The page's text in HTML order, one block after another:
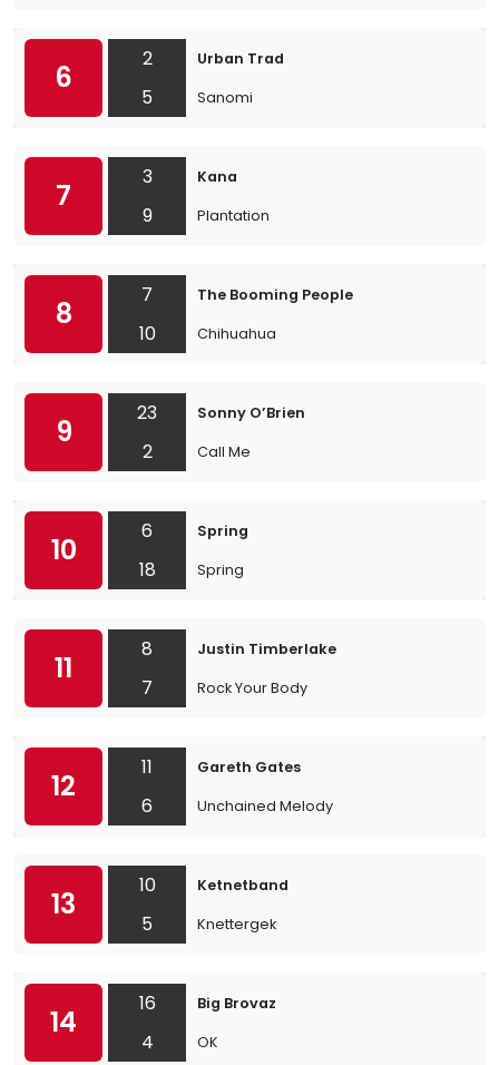
6
2
5
Urban Trad
Sanomi
7
3
9
Kana
Plantation
8
7
10
The Booming People
Chihuahua
9
23
2
Sonny O’Brien
Call Me
10
6
18
Spring
Spring
11
8
7
Justin Timberlake
Rock Your Body
12
11
6
Gareth Gates
Unchained Melody
13
10
5
Ketnetband
Knettergek
14
16
4
Big Brovaz
OK